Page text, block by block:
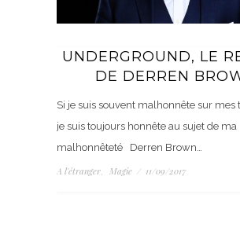
UNDERGROUND, LE
DE DERREN
Si je suis souvent malhonnête sur mes
je suis toujours honnête au sujet de ma
malhonnêteté Derren Brown…
A l'étranger, Magie / 11/09/2017